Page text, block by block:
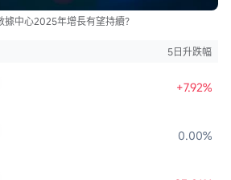
中心2025年增長有望持續？
5日升跌幅
+7.92%
0.00%